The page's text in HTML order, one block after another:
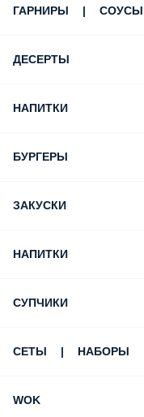
ГАРНИРЫ | СОУСЫ
ДЕСЕРТЫ
НAПИТКИ
БУРГЕРЫ
ЗАКУСКИ
НАПИТКИ
СУПЧИКИ
СЕТЫ | НАБОРЫ
WOK